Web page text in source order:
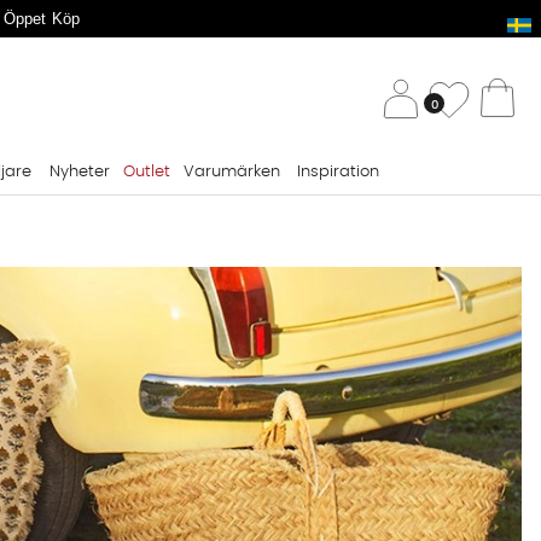
Köp
0
Nyheter Outlet Varumärken Inspiration